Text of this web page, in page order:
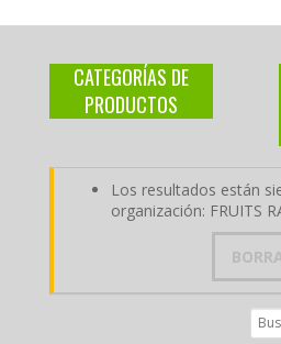
CATEGORÍAS DE
PRODUCTOS
Los resultados están
organización: FRUITS